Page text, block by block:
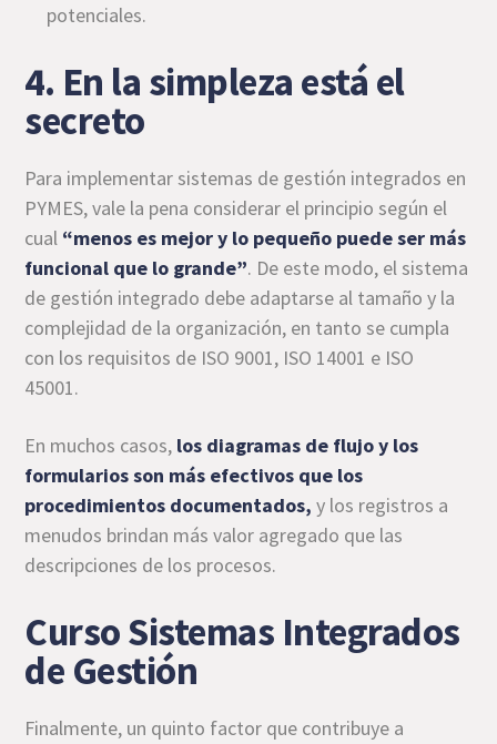
potenciales.
4. En la simpleza está el
secreto
Para implementar sistemas de gestión integrados en
PYMES, vale la pena considerar el principio según el
cual “menos es mejor y lo pequeño puede ser más
funcional que lo grande”. De este modo, el sistema
de gestión integrado debe adaptarse al tamaño y la
complejidad de la organización, en tanto se cumpla
con los requisitos de ISO 9001, ISO 14001 e ISO
45001.
En muchos casos, los diagramas de flujo y los
formularios son más efectivos que los
procedimientos documentados, y los registros a
menudos brindan más valor agregado que las
descripciones de los procesos.
Curso Sistemas Integrados
de Gestión
Finalmente, un quinto factor que contribuye a